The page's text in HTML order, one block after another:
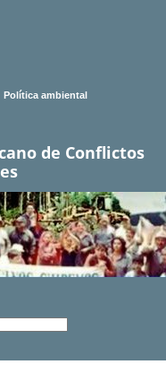
Política ambiental
de Conflictos